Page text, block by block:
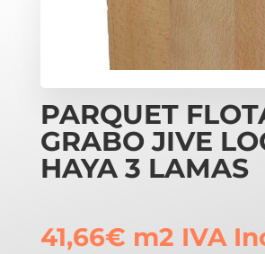
PARQUET
GRABO JIVE
HAYA 3 LAMAS
41,66€ m2 IVA